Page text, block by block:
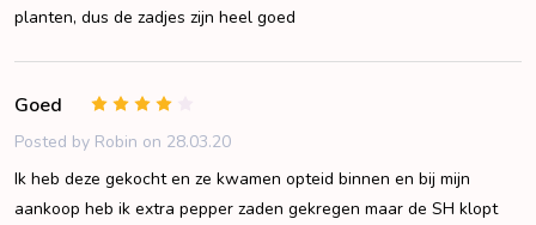
planten, dus de zadjes zijn heel goed
Goed
Posted by Robin on 28.03.20
Ik heb deze gekocht en ze kwamen opteid binnen en bij mijn
aankoop heb ik extra pepper zaden gekregen maar de SH klopt